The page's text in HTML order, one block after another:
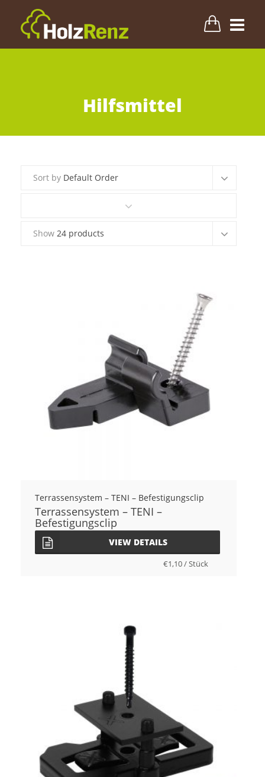
Hilfsmittel
Sort by Default Order
Show 24 products
Terrassensystem – TENI – Befestigungsclip
Terrassensystem – TENI –
Befestigungsclip
VIEW DETAILS
€1,10/Stück